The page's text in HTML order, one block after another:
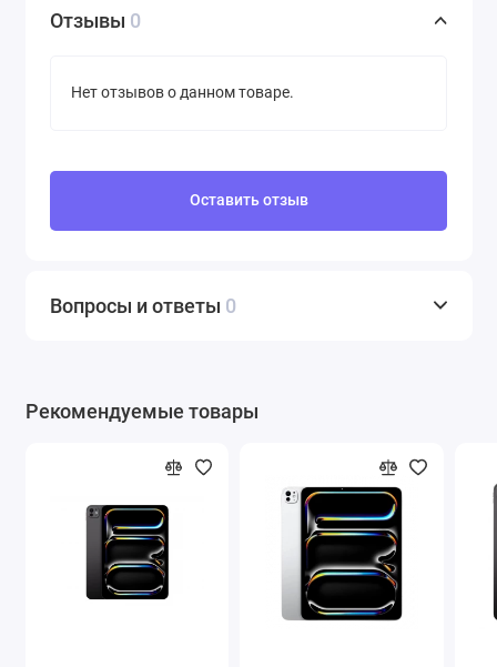
Отзывы 0
Нет отзывов о данном товаре.
Оставить отзыв
Вопросы и ответы 0
Рекомендуемые товары